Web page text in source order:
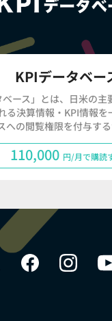
KPIデータベー
ベース」とは、日米の
る決算情報・KPI情報を
への閲覧権限を付与する
110,000 円/月で購読